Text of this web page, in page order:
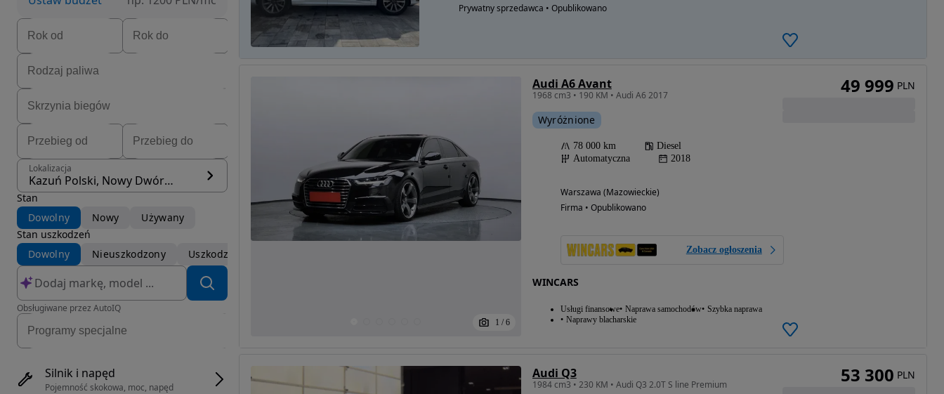
Lokalizacja
Kazuń Polski, Nowy Dwór Mazowiecki
Stan
Dowolny
Nowy
Używany
Stan uszkodzeń
Dowolny
Nieuszkodzony Uszkodzony
Obsługiwane przez AutoIQ
Silnik i napęd
Pojemność skokowa, moc, napęd
Prywatny sprzedawca • Opublikowano
1 / 6
Audi A6 Avant
1968 cm3 • 190 KM • Audi A6 2017
Wyróżnione
78 000 km
Diesel
Automatyczna
2018
Warszawa (Mazowieckie)
Firma • Opublikowano
Zobacz ogłoszenia
WINCARS
Usługi finansowe Naprawa samochodów Szybka naprawa
Naprawy blacharskie
49 999 PLN
Audi Q3
1984 cm3 • 230 KM • Audi Q3 2.0T S line Premium 53 300 PLN